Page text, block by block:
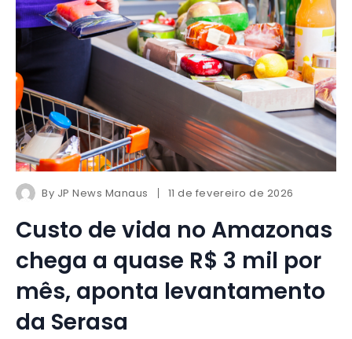
By JP News Manaus 11 de fevereiro de 2026
Custo de vida no Amazonas
chega a quase R$ 3 mil por
mês, aponta levantamento
da Serasa